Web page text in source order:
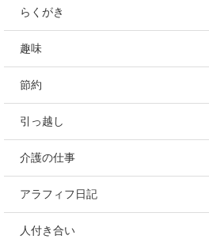
らくがき
趣味
節約
引っ越し
介護の仕事
アラフィフ日記
人付き合い